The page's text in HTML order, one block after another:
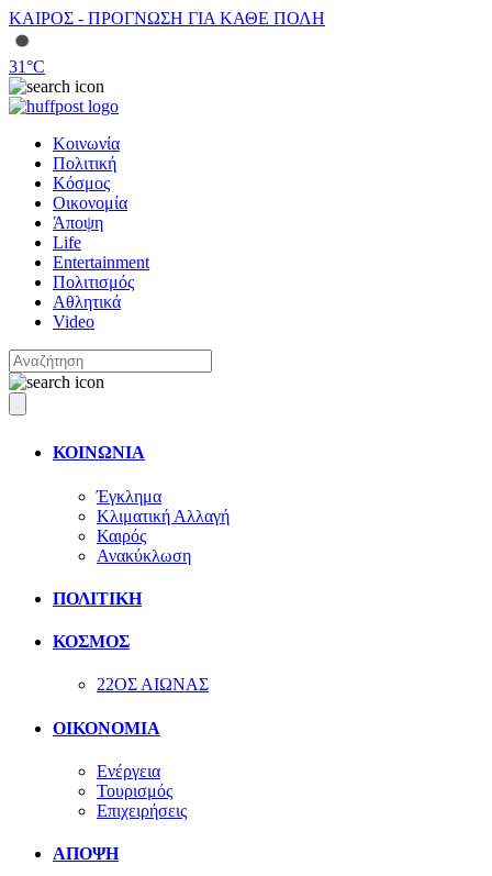
ΚΑΙΡΟΣ - ΠΡΟΓΝΩΣΗ ΓΙΑ ΚΑΘΕ ΠΟΛΗ
31°C
Κοινωνία
Πολιτική
Κόσμος
Οικονομία
Άποψη
Life
Entertainment
Πολιτισμός
Αθλητικά
Video
ΚΟΙΝΩΝΙΑ
Έγκλημα
Κλιματική Αλλαγή
Καιρός
Ανακύκλωση
ΠΟΛΙΤΙΚΗ
ΚΟΣΜΟΣ
22ΟΣ ΑΙΩΝΑΣ
ΟΙΚΟΝΟΜΙΑ
Ενέργεια
Τουρισμός
Επιχειρήσεις
ΑΠΟΨΗ